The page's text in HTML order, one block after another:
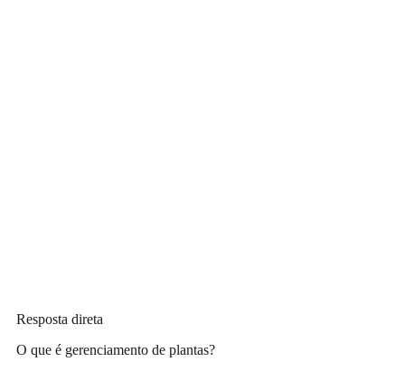
Resposta direta
O que é gerenciamento de plantas?